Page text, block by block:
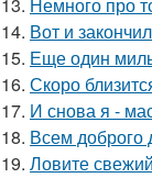
14. Вот и
15. Еще один
16. Скоро
17. И снова я -
18. Всем доброго
19. Ловите